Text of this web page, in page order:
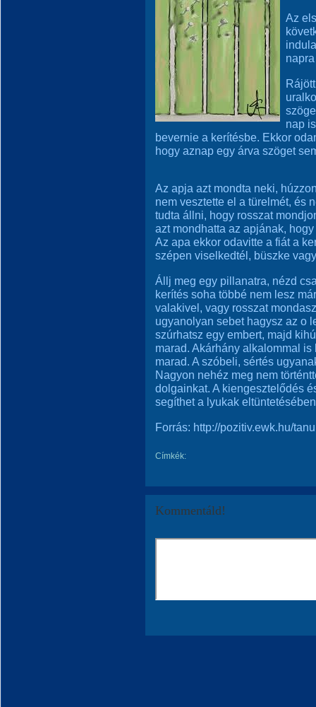
Az
nap
bevernie a kerítésbe. Ekkor
hogy aznap egy árva szöget
Az apja azt mondta neki,
nem vesztette el a türelmét, és
tudta állni, hogy rosszat
azt mondhatta az apjának,
Az apa ekkor odavitte a fiát a
szépen viselkedtél, büszke
Állj meg egy pillanatra, nézd
kerítés soha többé nem lesz
valakivel, vagy rosszat
ugyanolyan sebet hagysz az o
szúrhatsz egy embert, majd
marad. Akárhány alkalommal
marad. A szóbeli, sértés
Nagyon nehéz meg nem
dolgainkat. A kiengesztelődés
segíthet a lyukak
Forrás: http://pozitiv.ewk.hu/
Címkék:
Kommentáld!